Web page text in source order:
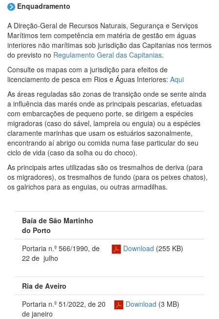
Enquadramento
A Direção-Geral de Recursos Naturais, Segurança e Serviços
Marítimos tem competência em matéria de gestão em águas
interiores não marítimas sob jurisdição das Capitanias nos termos
do previsto no Regulamento Geral das Capitanias.
Consulte os mapas com a jurisdição para efeitos de
licenciamento de pesca em Rios e Águas Interiores: Aqui
As áreas reguladas são zonas de transição onde se sente ainda
a influência das marés onde as principais pescarias, efetuadas
com embarcações de pequeno porte, se dirigem a espécies
migradoras (caso do sável, lampreia ou enguia) ou a espécies
claramente marinhas que usam os estuários sazonalmente,
encontrando aí abrigo ou comida numa fase particular do seu
ciclo de vida (caso da solha ou do choco).
As principais artes utilizadas são os tresmalhos de deriva (para
os migradores), os tresmalhos de fundo (para os peixes chatos),
os galrichos para as enguias, ou outras armadilhas.
Baía de São Martinho
do Porto
Portaria n.º 566/1990, de
22 de julho
Download (255 KB)
Ria de Aveiro
Portaria n.º 51/2022, de 20
de janeiro
Download (3 MB)